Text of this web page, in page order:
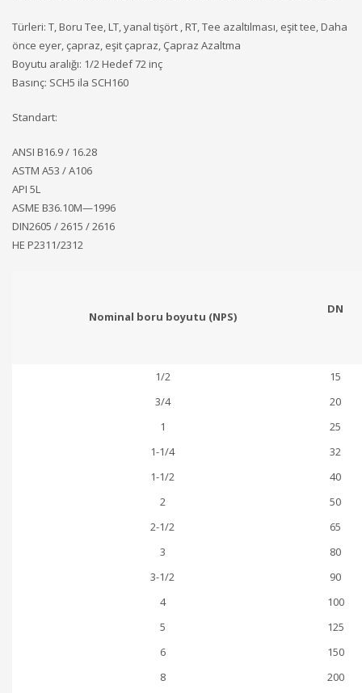
Türleri: T, Boru Tee, LT, yanal tişört , RT, Tee azaltılması, eşit tee, Daha
önce eyer, çapraz, eşit çapraz, Çapraz Azaltma
Boyutu aralığı: 1/2 Hedef 72 inç
Basınç: SCH5 ila SCH160
Standart:
ANSI B16.9 / 16.28
ASTM A53 / A106
API 5L
ASME B36.10M—1996
DIN2605 / 2615 / 2616
HE P2311/2312
Nominal boru boyutu (NPS)
DN
1/2
15
3/4
20
1
25
1-1/4
32
1-1/2
40
2
50
2-1/2
65
3
80
3-1/2
90
4
100
5
125
6
150
8
200